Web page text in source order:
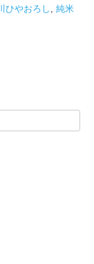
ひやおろし
純米